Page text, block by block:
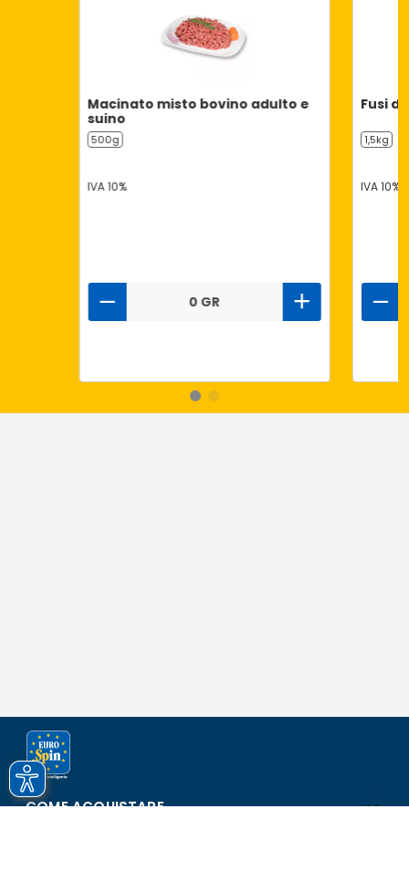
Macinato misto bovino adulto e
suino
500g
IVA 10%
0 GR
Fusi
1,5kg
IVA 10%
COME ACQUISTARE